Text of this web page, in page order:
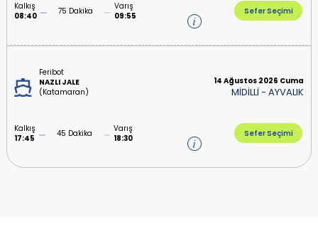
Kalkış
08:40
75 Dakika
Varış
09:55
Sefer Seçimi
Feribot
NAZLI JALE
(Katamaran)
14 Ağustos 2026 Cuma
MİDİLLİ-AYVALIK
Kalkış
17:45
45 Dakika
Varış
18:30
Sefer Seçimi